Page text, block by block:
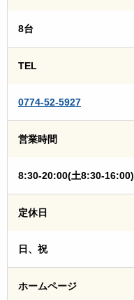
8台
TEL
0774-52-5927
営業時間
8:30-20:00(土8:30-16:00)
定休日
日、祝
ホームページ